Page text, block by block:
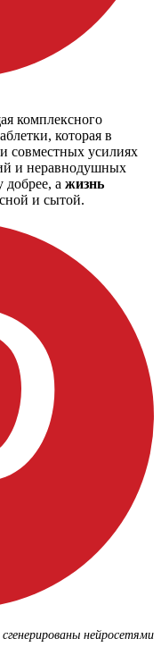
комплексного
которая в
совместных усилиях
и неравнодушных
а жизнь
и сытой.
нейросетями